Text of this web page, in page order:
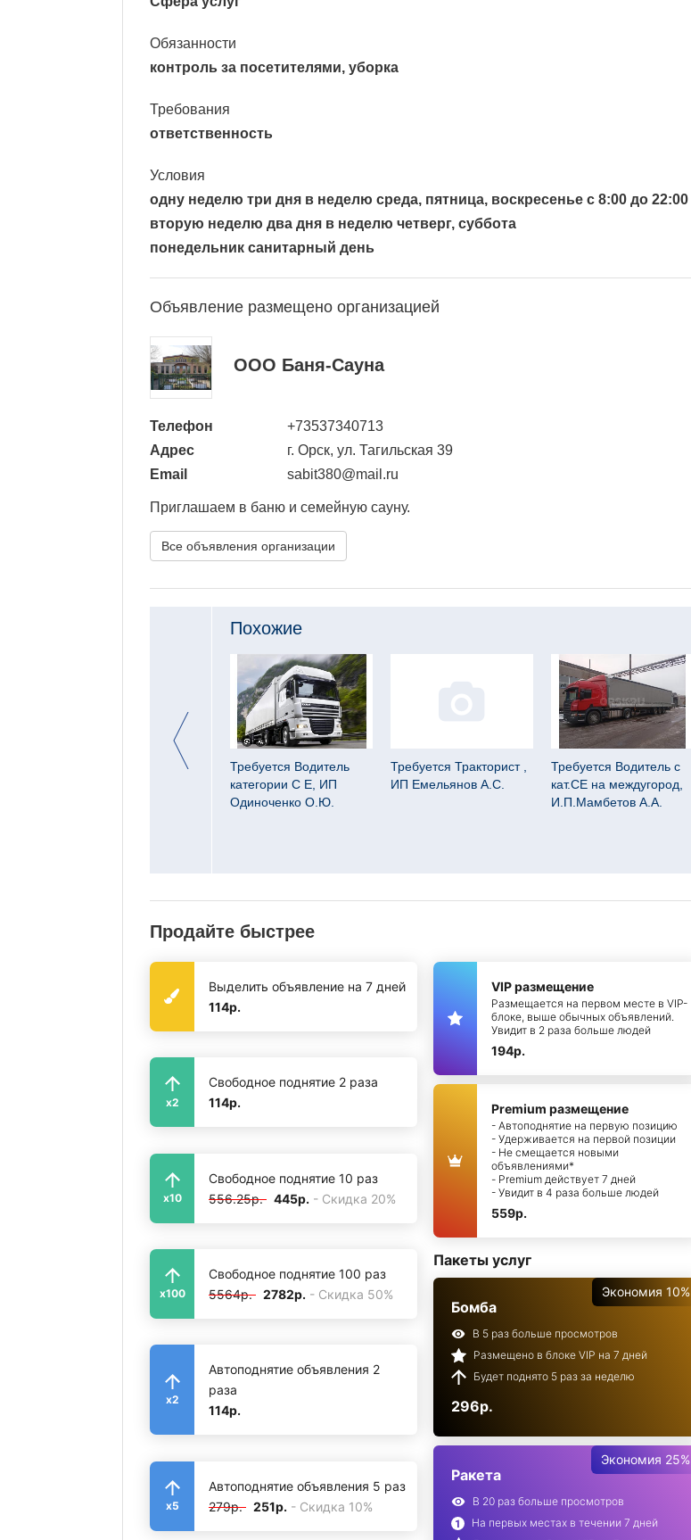
Обязанности
контроль за посетителями, уборка
Требования
ответственность
Условия
одну неделю три дня в неделю среда, пятница, воскресенье с 8:00 до 22:00
вторую неделю два дня в неделю четверг, суббота
понедельник санитарный день
Объявление размещено организацией
ООО Баня-Сауна
Телефон
+73537340713
Адрес
г. Орск, ул. Тагильская 39
Email
sabit380@mail.ru
Приглашаем в баню и семейную сауну.
Все объявления организации
Похожие
Требуется менеждер по
Требуется Водитель
категории С Е, ИП
Одиноченко О.Ю.
Требуется Тракторист ,
ИП Емельянов А.С.
Требуется Водитель с
кат.СЕ на междугород,
И.П.Мамбетов А.А.
Продайте быстрее
Выделить объявление на 7 дней
114р.
x2
Свободное поднятие 2 раза
114р.
x10
Свободное поднятие 10 раз
556.25р. 445р. - Скидка 20%
x100
Свободное поднятие 100 раз
5564р. 2782р. - Скидка 50%
x2
Автоподнятие объявления 2
раза
114р.
x5
Автоподнятие объявления 5 раз
279р. 251р. - Скидка 10%
VIP размещение
Размещается на первом месте в VIP-
блоке, выше обычных объявлений.
Увидит в 2 раза больше людей
194р.
Premium размещение
- Автоподнятие на первую позицию
- Удерживается на первой позиции
- Не смещается новыми
объявлениями*
- Premium действует 7 дней
- Увидит в 4 раза больше людей
559р.
Пакеты услуг
Экономия 10%
Бомба
В 5 раз больше просмотров
Размещено в блоке VIP на 7 дней
Будет поднято 5 раз за неделю
296р.
Экономия 25%
Ракета
В 20 раз больше просмотров
На первых местах в течении 7 дней